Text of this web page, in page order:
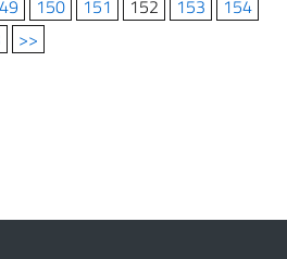
150 151 152 153
154
>>